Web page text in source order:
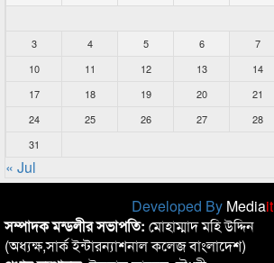
3
4 5 6 7
10
11 12 13 14
17
18 19 20 21
24
25 26 27 28
31
« Jul
Developed By Mediait
সম্পাদক মন্ডলীর সভাপতি: মোহাম্মাদ মহি উদ্দিন
(অধ্যক্ষ,সার্ক ইন্টারন্যাশনাল কলেজ বাংলাদেশ)